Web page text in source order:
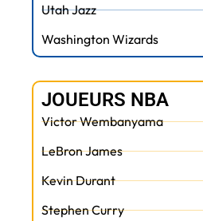
Utah Jazz
Washington Wizards
JOUEURS NBA
Victor Wembanyama
LeBron James
Kevin Durant
Stephen Curry